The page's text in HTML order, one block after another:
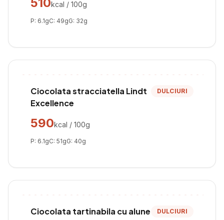
kcal / 100g
P: 6.1gC: 49gG: 32g
Ciocolata stracciatella Lindt
Excellence
DULCIURI
590kcal / 100g
P: 6.1gC: 51gG: 40g
Ciocolata tartinabila cu alune
DULCIURI